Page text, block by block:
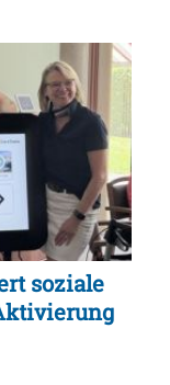
soziale